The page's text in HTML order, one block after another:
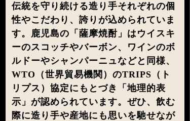
伝統を守り続ける造り手それぞれの個
性やこだわり、誇りが込められていま
す。鹿児島の「薩摩焼酎」はウイスキ
ーのスコッチやバーボン、ワインのボ
ルドーやシャンパーニュなどと同様、
WTO（世界貿易機関）のTRIPS（ト
リプス）協定にもとづき「地理的表
示」が認められています。ぜひ、飲む
際に造り手や産地にも思いを馳せなが